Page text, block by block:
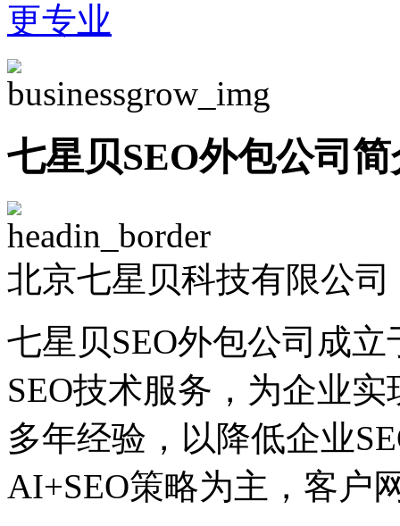
更专业
七星贝SEO外包公司简
北京七星贝科技有限公
七星贝SEO外包公司成
SEO技术服务，为企业
多年经验，以降低企业
AI+SEO策略为主，客户